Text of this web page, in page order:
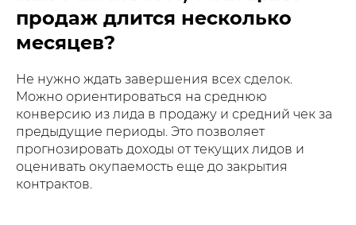
продаж длится несколько
месяцев?
Не нужно ждать завершения всех сделок.
Можно ориентироваться на среднюю
конверсию из лида в продажу и средний чек за
предыдущие периоды. Это позволяет
прогнозировать доходы от текущих лидов и
оценивать окупаемость еще до закрытия
контрактов.